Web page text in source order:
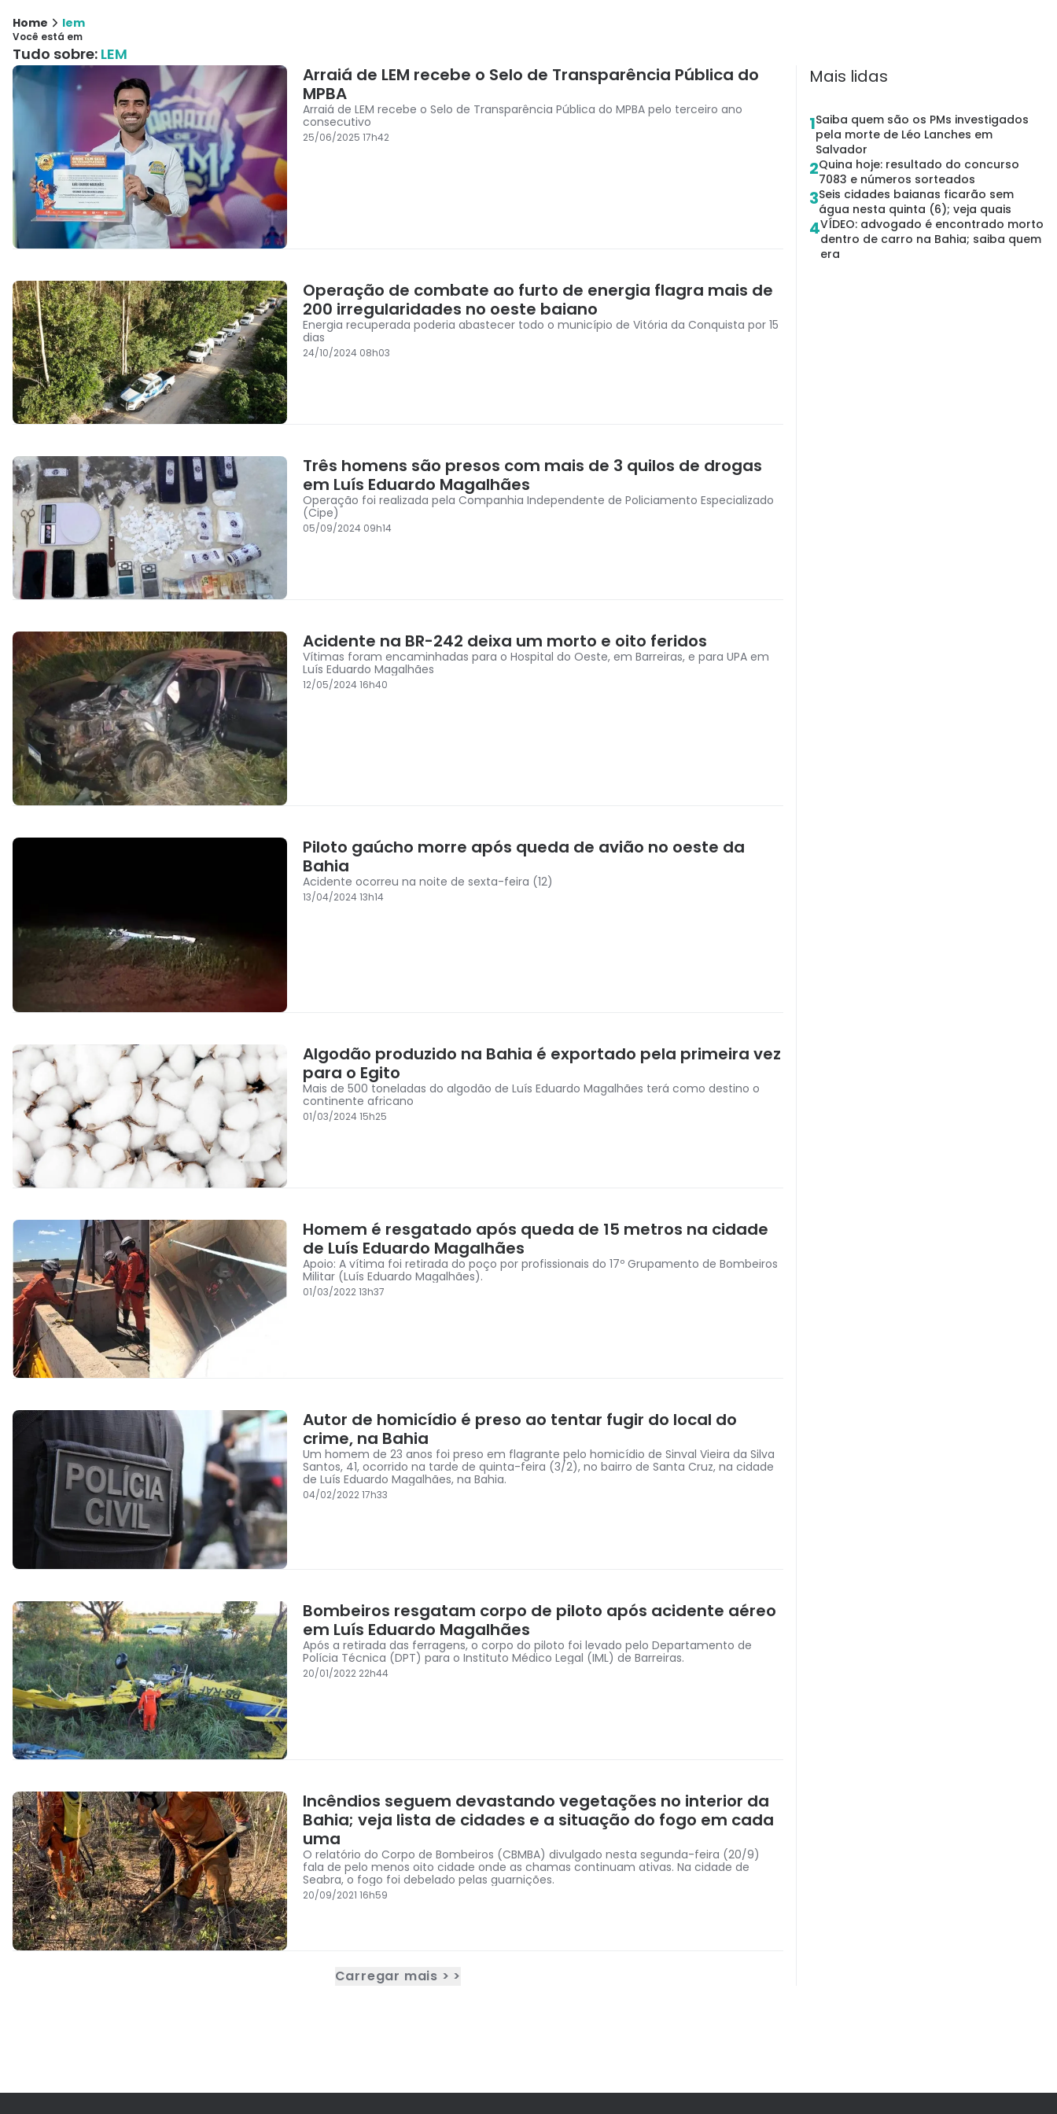
Home lem
Você está em
Tudo sobre: LEM
Arraiá de LEM recebe o Selo de Transparência Pública do
MPBA
Arraiá de LEM recebe o Selo de Transparência Pública do MPBA pelo terceiro ano
consecutivo
25/06/2025 17h42
Operação de combate ao furto de energia flagra mais de
200 irregularidades no oeste baiano
Energia recuperada poderia abastecer todo o município de Vitória da Conquista por 15
dias
24/10/2024 08h03
Três homens são presos com mais de 3 quilos de drogas
em Luís Eduardo Magalhães
Operação foi realizada pela Companhia Independente de Policiamento Especializado
(Cipe)
05/09/2024 09h14
Acidente na BR-242 deixa um morto e oito feridos
Vítimas foram encaminhadas para o Hospital do Oeste, em Barreiras, e para UPA em
Luís Eduardo Magalhães
12/05/2024 16h40
Piloto gaúcho morre após queda de avião no oeste da
Bahia
Acidente ocorreu na noite de sexta-feira (12)
13/04/2024 13h14
Algodão produzido na Bahia é exportado pela primeira vez
para o Egito
Mais de 500 toneladas do algodão de Luís Eduardo Magalhães terá como destino o
continente africano
01/03/2024 15h25
Homem é resgatado após queda de 15 metros na cidade
de Luís Eduardo Magalhães
Apoio: A vítima foi retirada do poço por profissionais do 17º Grupamento de Bombeiros
Militar (Luís Eduardo Magalhães).
01/03/2022 13h37
Autor de homicídio é preso ao tentar fugir do local do
crime, na Bahia
Um homem de 23 anos foi preso em flagrante pelo homicídio de Sinval Vieira da Silva
Santos, 41, ocorrido na tarde de quinta-feira (3/2), no bairro de Santa Cruz, na cidade
de Luís Eduardo Magalhães, na Bahia.
04/02/2022 17h33
Bombeiros resgatam corpo de piloto após acidente aéreo
em Luís Eduardo Magalhães
Após a retirada das ferragens, o corpo do piloto foi levado pelo Departamento de
Polícia Técnica (DPT) para o Instituto Médico Legal (IML) de Barreiras.
20/01/2022 22h44
Incêndios seguem devastando vegetações no interior da
Bahia; veja lista de cidades e a situação do fogo em cada
uma
O relatório do Corpo de Bombeiros (CBMBA) divulgado nesta segunda-feira (20/9)
fala de pelo menos oito cidade onde as chamas continuam ativas. Na cidade de
Seabra, o fogo foi debelado pelas guarnições.
20/09/2021 16h59
Carregar mais > >
Mais lidas
1Saiba quem são os PMs investigados
pela morte de Léo Lanches em
Salvador
2Quina hoje: resultado do concurso
7083 e números sorteados
3Seis cidades baianas ficarão sem
água nesta quinta (6); veja quais
4VÍDEO: advogado é encontrado morto
dentro de carro na Bahia; saiba quem
era